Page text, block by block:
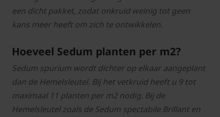
een dicht pakket, zodat onkruid weinig tot geen
kans meer heeft om zich te ontwikkelen.
Hoeveel Sedum planten per m2?
Sedum spurium wordt dichter op elkaar aangeplant
dan de Hemelsleutel. Bij het vetkruid heeft u 9 tot
maximaal 11 planten per m2 nodig. Bij de
Hemelsleutel zoals de Sedum spectabile Brillant en